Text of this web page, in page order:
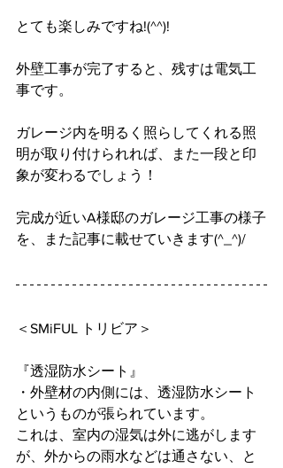
とても楽しみですね!(^^)!
外壁工事が完了すると、残すは電気工
事です。
ガレージ内を明るく照らしてくれる照
明が取り付けられれば、また一段と印
象が変わるでしょう！
完成が近いA様邸のガレージ工事の様子
を、また記事に載せていきます(^_^)/
＜SMiFUL トリビア＞
『透湿防水シート』
・外壁材の内側には、透湿防水シート
というものが張られています。
これは、室内の湿気は外に逃がします
が、外からの雨水などは通さない、と